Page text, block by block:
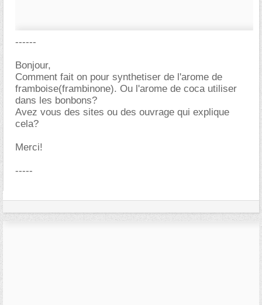
------
Bonjour,
Comment fait on pour synthetiser de l'arome de
framboise(frambinone). Ou l'arome de coca utiliser
dans les bonbons?
Avez vous des sites ou des ouvrage qui explique
cela?
Merci!
-----